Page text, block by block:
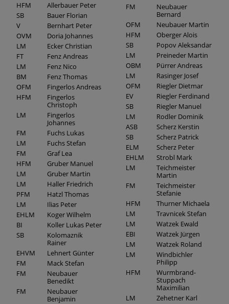
HFM
Allerbauer Peter
SB
Bauer Florian
V
Bernhart Peter
OVM
Doria Johannes
LM
Ecker Christian
FT
Fenz Andreas
LM
Fenz Nico
BM
Fenz Thomas
OFM
Fingerlos Andreas
HFM
Fingerlos
Christoph
LM
Fingerlos
Johannes
FM
Fuchs Lukas
LM
Fuchs Stefan
FM
Graf Lea
HFM
Gruber Manuel
LM
Gruber Martin
LM
Haller Friedrich
PFM
Hatzl Thomas
LM
Ilias Peter
EHLM
Koger Wilhelm
BI
Koller Lukas Peter
SB
Kolomaznik
Rainer
EHVM
Lehnert Günter
FM
Mack Stefan
FM
Neubauer
Benedikt
FM
Neubauer
Benjamin
FM
Neubauer
Bernard
OFM
Neubauer Martin
HFM
Oberger Alois
SB
Popov Aleksandar
LM
Preineder Martin
OBM
Pürrer Andreas
LM
Rasinger Josef
OFM
Riegler Dietmar
EV
Riegler Ferdinand
SB
Riegler Manuel
LM
Rodler Dominik
ASB
Scherz Kerstin
SB
Scherz Patrick
ELM
Scherz Peter
EHLM
Strobl Mark
LM
Teichmeister
Martin
FM
Teichmeister
Stefanie
HFM
Thurner Michaela
LM
Travnicek Stefan
LM
Watzek Ewald
EBI
Watzek Jürgen
LM
Watzek Roland
LM
Windbichler
Philipp
HFM
Wurmbrand-
Stuppach
Maximilian
LM
Zehetner Karl